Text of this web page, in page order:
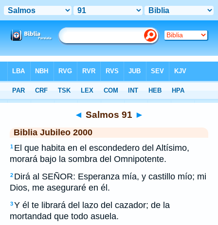
>JUB> Salmos 91
◄ Salmos 91 ►
Biblia Jubileo 2000
1 El que habita en el escondedero del Altísimo,
morará bajo la sombra del Omnipotente.
2 Dirá al SEÑOR: Esperanza mía, y castillo mío; mi
Dios, me aseguraré en él.
3Y él te librará del lazo del cazador; de la
mortandad que todo asuela.